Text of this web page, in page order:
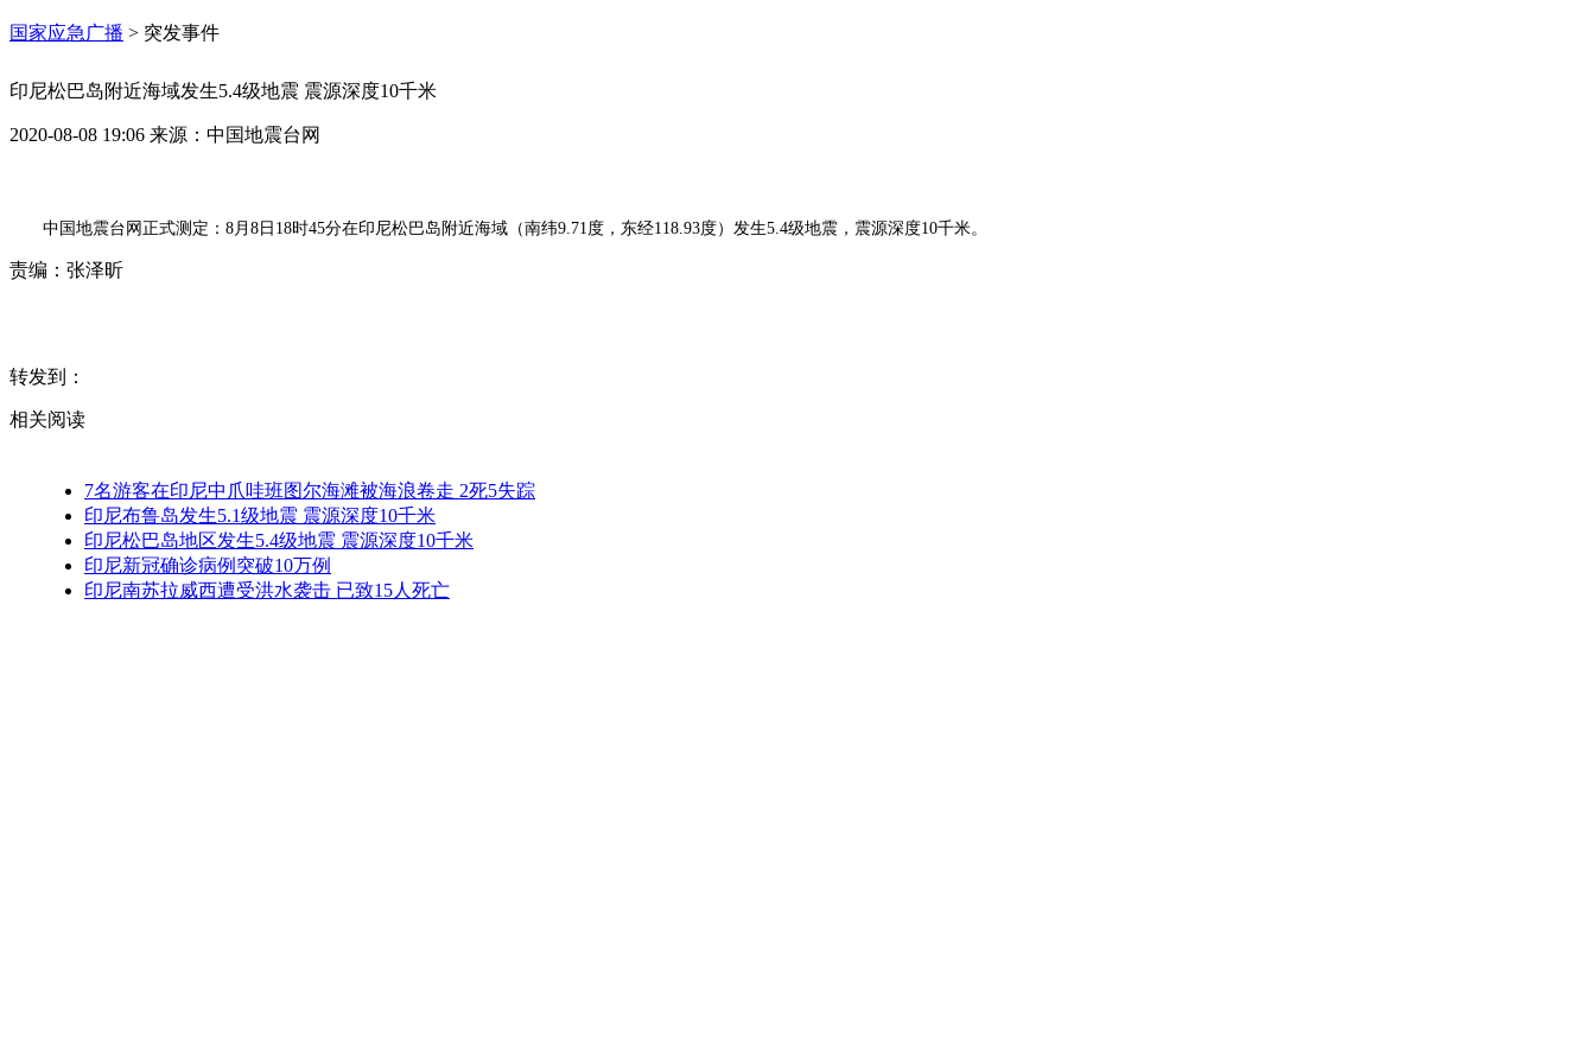
国家应急广播 > 突发事件
印尼松巴岛附近海域发生5.4级地震 震源深度10千米
2020-08-08 19:06 来源： 中国地震台网
中国地震台网正式测定：8月8日18时45分在印尼松巴岛附近海域（南纬9.71度，东经118.93度）发生5.4级地震，震源深度10千米。
责编： 张泽昕
转发到：
相关阅读
7名游客在印尼中爪哇班图尔海滩被海浪卷走 2死5失踪
印尼布鲁岛发生5.1级地震 震源深度10千米
印尼松巴岛地区发生5.4级地震 震源深度10千米
印尼新冠确诊病例突破10万例
印尼南苏拉威西遭受洪水袭击 已致15人死亡